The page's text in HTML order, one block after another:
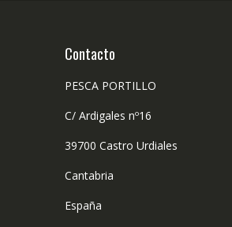
Contacto
PESCA PORTILLO
C/ Ardigales nº16
39700 Castro Urdiales
Cantabria
España